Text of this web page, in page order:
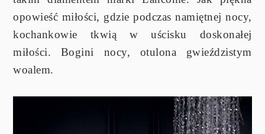
opowieść miłości, gdzie podczas namiętnej nocy,
kochankowie tkwią w uścisku doskonałej
miłości. Bogini nocy, otulona gwieździstym
woalem.